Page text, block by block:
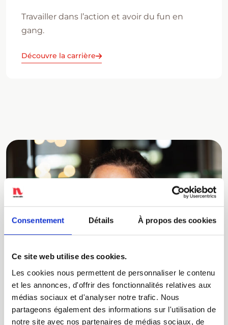
Consentement Détails À propos des cookies
Ce site web utilise des cookies.
Les cookies nous permettent de personnaliser le contenu
et les annonces, d'offrir des fonctionnalités relatives aux
médias sociaux et d'analyser notre trafic. Nous
partageons également des informations sur l'utilisation de
notre site avec nos partenaires de médias sociaux, de
Livraison
Service
Travailler dans l’action et avoir du fun en
gang.
Découvre la carrière